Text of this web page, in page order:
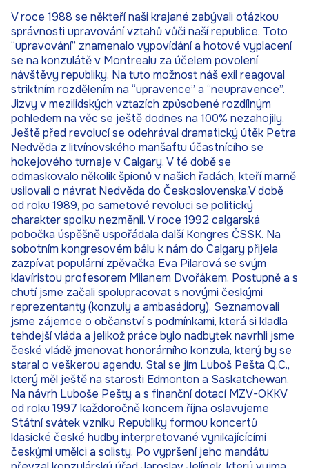
V roce 1988 se někteří naši krajané zabývali otázkou
správnosti upravování vztahů vůči naší republice. Toto
“upravování” znamenalo vypovídání a hotové vyplacení
se na konzulátě v Montrealu za účelem povolení
návštěvy republiky. Na tuto možnost náš exil reagoval
striktním rozdělením na “upravence” a “neupravence”.
Jizvy v mezilidských vztazích způsobené rozdílným
pohledem na věc se ještě dodnes na 100% nezahojily.
Ještě před revolucí se odehrával dramatický útěk Petra
Nedvěda z litvínovského manšaftu účastnícího se
hokejového turnaje v Calgary. V té době se
odmaskovalo několik špionů v našich řadách, kteří marně
usilovali o návrat Nedvěda do Československa.V době
od roku 1989, po sametové revoluci se politický
charakter spolku nezměnil. V roce 1992 calgarská
pobočka úspěšně uspořádala další Kongres ČSSK. Na
sobotním kongresovém bálu k nám do Calgary přijela
zazpívat populární zpěvačka Eva Pilarová se svým
klavíristou profesorem Milanem Dvořákem. Postupně a s
chutí jsme začali spolupracovat s novými českými
reprezentanty (konzuly a ambasádory). Seznamovali
jsme zájemce o občanství s podmínkami, která si kladla
tehdejší vláda a jelikož práce bylo nadbytek navrhli jsme
české vládě jmenovat honorárního konzula, který by se
staral o veškerou agendu. Stal se jím Luboš Pešta Q.C.,
který měl ještě na starosti Edmonton a Saskatchewan.
Na návrh Luboše Pešty a s finanční dotací MZV-OKKV
od roku 1997 každoročně koncem října oslavujeme
Státní svátek vzniku Republiky formou koncertů
klasické české hudby interpretované vynikajícícími
českými umělci a solisty. Po vypršení jeho mandátu